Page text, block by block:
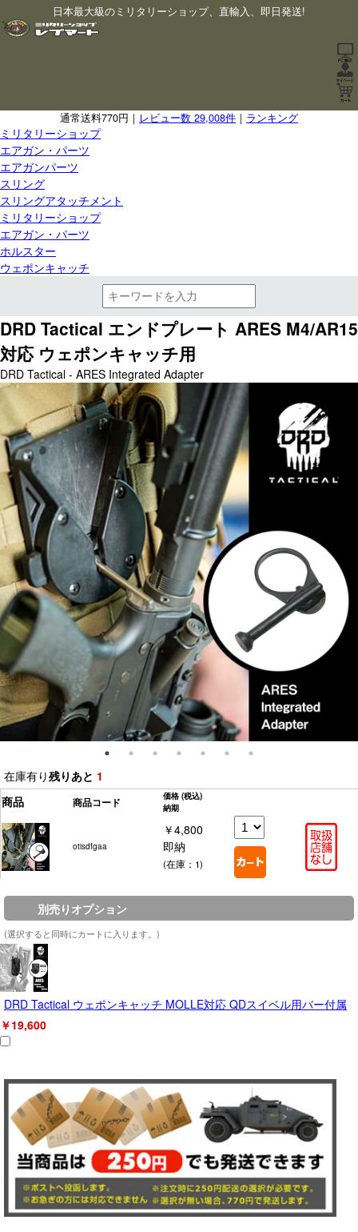
日本最大級のミリタリーショップ、直輸入、即日発送!
通常送料770円｜ レビュー数 29,008件 ｜ ランキング
ミリタリーショップ
エアガン・パーツ
エアガンパーツ
スリング
スリングアタッチメント
ミリタリーショップ
エアガン・パーツ
ホルスター
ウェポンキャッチ
DRD Tactical エンドプレート ARES M4/AR15
対応 ウェポンキャッチ用
DRD Tactical - ARES Integrated Adapter
在庫有り残りあと 1
商品
商品コード 価格 (税込)
納期
otisdfgaa
￥4,800
即納
(在庫：1)
別売りオプション
(選択すると同時にカートに入ります。)
DRD Tactical ウェポンキャッチ MOLLE対応 QDスイベル用バー付属
￥19,600